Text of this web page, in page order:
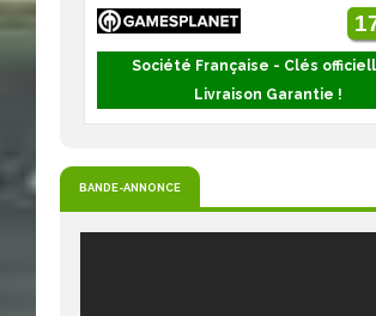
Société Française - Clés
Livraison Garantie !
BANDE-ANNONCE